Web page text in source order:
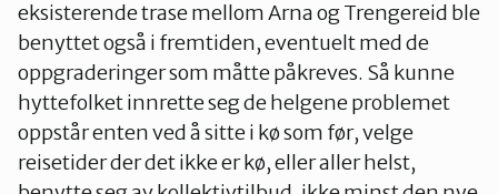
eksisterende trase mellom Arna og Trengereid ble
benyttet også i fremtiden, eventuelt med de
oppgraderinger som måtte påkreves. Så kunne
hyttefolket innrette seg de helgene problemet
oppstår enten ved å sitte i kø som før, velge
reisetider der det ikke er kø, eller aller helst,